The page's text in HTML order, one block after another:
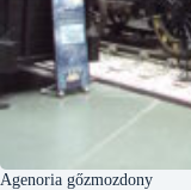
Agenoria gőzmozdony